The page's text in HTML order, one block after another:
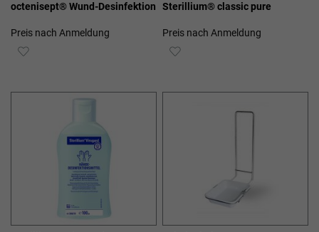
octenisept® Wund-Desinfektion
Preis nach Anmeldung
ZUR
HINZUFÜGEN
Sterillium® classic pure
Preis nach Anmeldung
ZUR